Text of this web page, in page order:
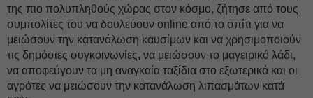
της πιο πολυπληθούς χώρας στον κόσμο, ζήτησε από τους
συμπολίτες του να δουλεύουν online από το σπίτι για να
μειώσουν την κατανάλωση καυσίμων και να χρησιμοποιούν
τις δημόσιες συγκοινωνίες, να μειώσουν το μαγειρικό λάδι,
να αποφεύγουν τα μη αναγκαία ταξίδια στο εξωτερικό και οι
αγρότες να μειώσουν την κατανάλωση λιπασμάτων κατά